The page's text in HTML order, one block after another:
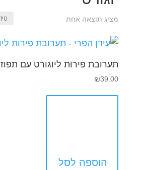
מציג תוצאה אחת
תערובת פירות ליוגורט עם תפוז 300 גרם
₪39.00
הוספה לסל